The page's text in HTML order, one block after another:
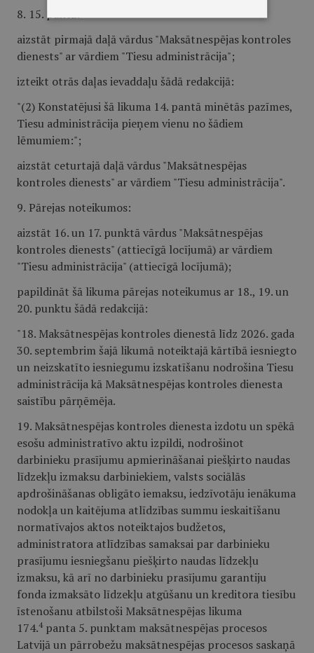
8. 15. pantā:
aizstāt pirmajā daļā vārdus "Maksātnespējas kontroles
dienests" ar vārdiem "Tiesu administrācija";
izteikt otrās daļas ievaddaļu šādā redakcijā:
"(2) Konstatējusi šā likuma 14. pantā minētās pazīmes,
Tiesu administrācija pieņem vienu no šādiem
lēmumiem:";
aizstāt ceturtajā daļā vārdus "Maksātnespējas
kontroles dienests" ar vārdiem "Tiesu administrācija".
9. Pārejas noteikumos:
aizstāt 16. un 17. punktā vārdus "Maksātnespējas
kontroles dienests" (attiecīgā locījumā) ar vārdiem
"Tiesu administrācija" (attiecīgā locījumā);
papildināt šā likuma pārejas noteikumus ar 18., 19. un
20. punktu šādā redakcijā:
"18. Maksātnespējas kontroles dienestā līdz 2026. gada
30. septembrim šajā likumā noteiktajā kārtībā iesniegto
un neizskatīto iesniegumu izskatīšanu nodrošina Tiesu
administrācija kā Maksātnespējas kontroles dienesta
saistību pārņēmēja.
19. Maksātnespējas kontroles dienesta izdotu un spēkā
esošu administratīvo aktu izpildi, nodrošinot
darbinieku prasījumu apmierināšanai piešķirto naudas
līdzekļu izmaksu darbiniekiem, valsts sociālās
apdrošināšanas obligāto iemaksu, iedzīvotāju ienākuma
nodokļa un kaitējuma atlīdzības summu ieskaitīšanu
normatīvajos aktos noteiktajos budžetos,
administratora atlīdzības samaksai par darbinieku
prasījumu iesniegšanu piešķirto naudas līdzekļu
izmaksu, kā arī no darbinieku prasījumu garantiju
fonda izmaksāto līdzekļu atgūšanu un kreditora tiesību
īstenošanu atbilstoši Maksātnespējas likuma
174.4panta 5. punktam maksātnespējas procesos
Latvijā un pārrobežu maksātnespējas procesos saskaņā